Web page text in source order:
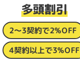
多頭割引
2～3契約で2%OFF
4契約以上で3%OFF